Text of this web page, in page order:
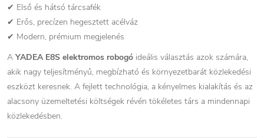
✔ Első és hátsó tárcsafék
✔ Erős, precízen hegesztett acélváz
✔ Modern, prémium megjelenés
AYADEA E8S elektromos robogó ideális választás azok számára,
akik nagy teljesítményű, megbízható és környezetbarát közlekedési
eszközt keresnek. A fejlett technológia, a kényelmes kialakítás és az
alacsony üzemeltetési költségek révén tökéletes társ a mindennapi
közlekedésben.